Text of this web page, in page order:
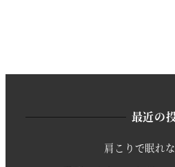
最近の
肩こりで眠れ